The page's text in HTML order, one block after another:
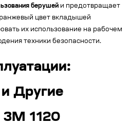
берушей и предотвращает
цвет вкладышей
их использование на рабочем
техники безопасности.
Другие
1120